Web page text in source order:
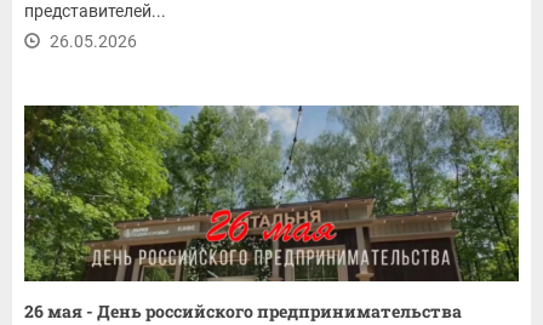
представителей...
26.05.2026
26 мая - День российского предпринимательства